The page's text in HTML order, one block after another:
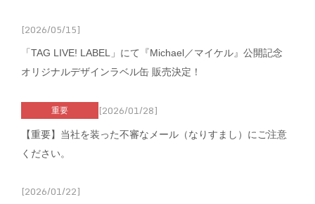
[2026/05/15]
「TAG LIVE! LABEL」にて『Michael／マイケル』公開記念
オリジナルデザインラベル缶 販売決定！
重要 [2026/01/28]
【重要】当社を装った不審なメール（なりすまし）にご注意
ください。
[2026/01/22]